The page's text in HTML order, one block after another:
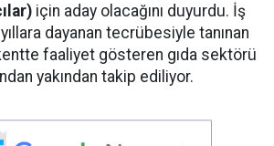
için aday olacağını duyurdu. İş
dayanan tecrübesiyle tanınan
kentte faaliyet gösteren gıda sektörü
yakından takip ediliyor.